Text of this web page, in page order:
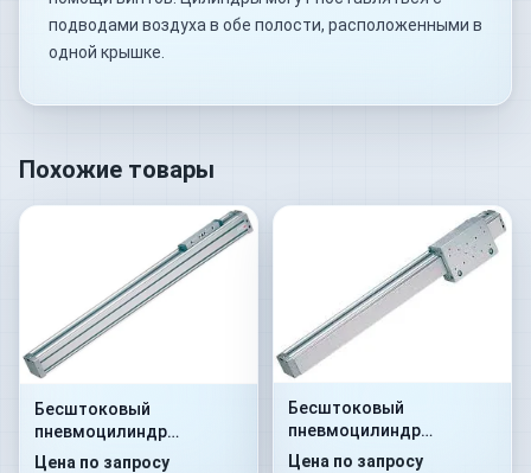
подводами воздуха в обе полости, расположенными в
одной крышке.
Похожие товары
Бесштоковый
пневмоцилиндр
52G2P25A0110
Цена по запросу
Бесштоковый
пневмоцилиндр
52G2C25A0100
Цена по запросу